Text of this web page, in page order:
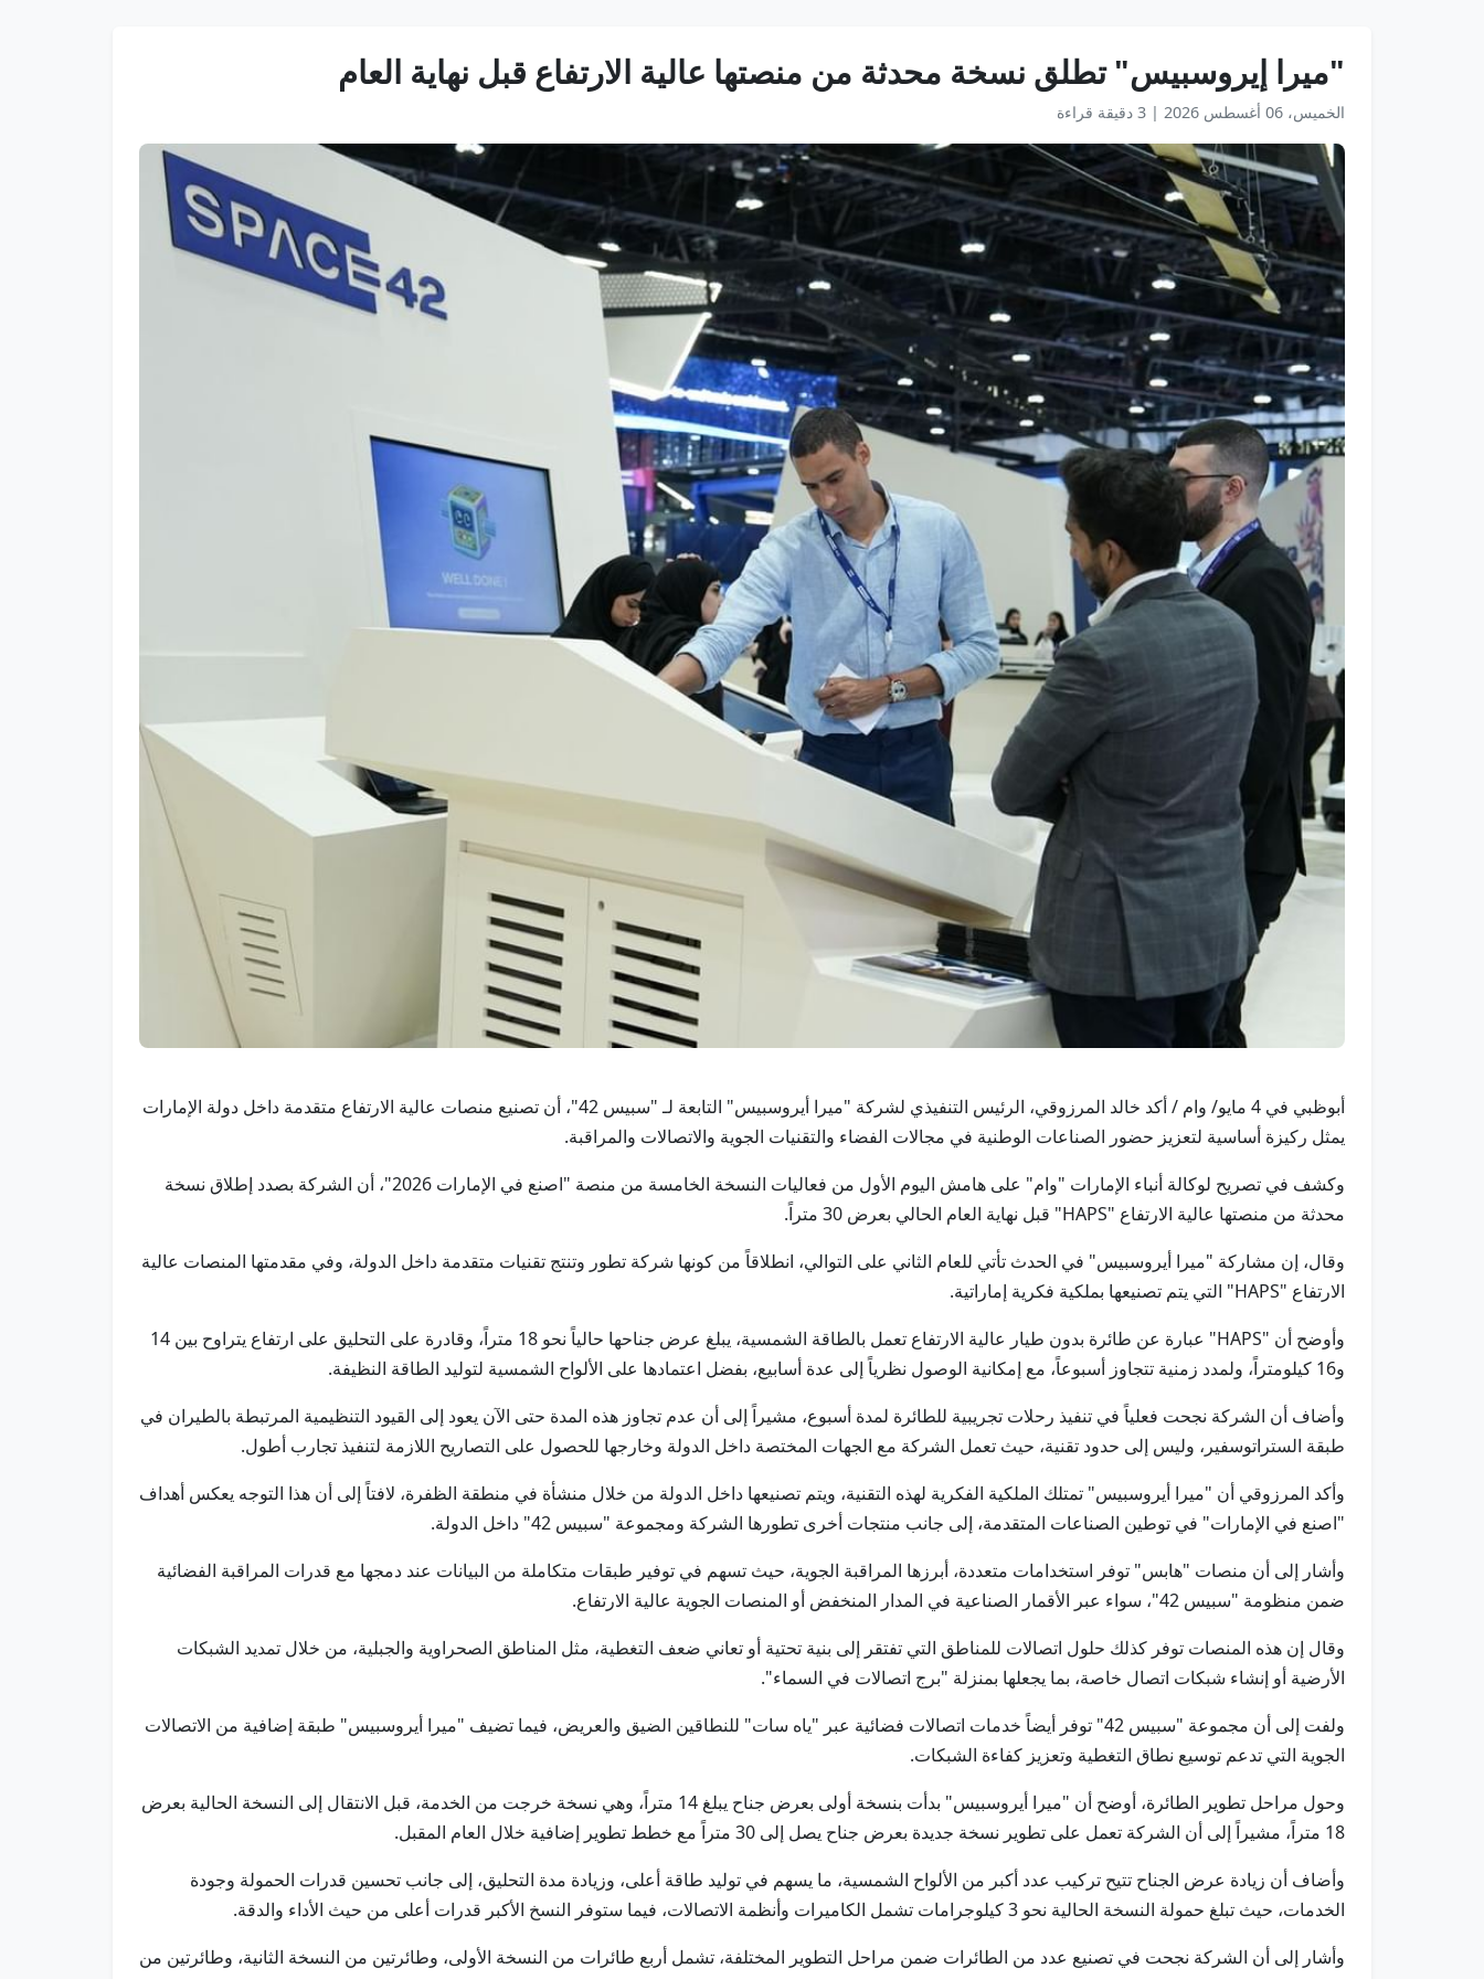
"ميرا إيروسبيس" تطلق نسخة محدثة من منصتها عالية الارتفاع قبل نهاية العام
الخميس، 06 أغسطس 2026 | 3 دقيقة قراءة
أبوظبي في 4 مايو/ وام / أكد خالد المرزوقي، الرئيس التنفيذي لشركة "ميرا أيروسبيس" التابعة لـ "سبيس 42"، أن تصنيع منصات عالية الارتفاع متقدمة داخل دولة الإمارات
يمثل ركيزة أساسية لتعزيز حضور الصناعات الوطنية في مجالات الفضاء والتقنيات الجوية والاتصالات والمراقبة.
وكشف في تصريح لوكالة أنباء الإمارات "وام" على هامش اليوم الأول من فعاليات النسخة الخامسة من منصة "اصنع في الإمارات 2026"، أن الشركة بصدد إطلاق نسخة
محدثة من منصتها عالية الارتفاع "HAPS" قبل نهاية العام الحالي بعرض 30 متراً.
وقال، إن مشاركة "ميرا أيروسبيس" في الحدث تأتي للعام الثاني على التوالي، انطلاقاً من كونها شركة تطور وتنتج تقنيات متقدمة داخل الدولة، وفي مقدمتها المنصات عالية
الارتفاع "HAPS" التي يتم تصنيعها بملكية فكرية إماراتية.
وأوضح أن "HAPS" عبارة عن طائرة بدون طيار عالية الارتفاع تعمل بالطاقة الشمسية، يبلغ عرض جناحها حالياً نحو 18 متراً، وقادرة على التحليق على ارتفاع يتراوح بين 14
و16 كيلومتراً، ولمدد زمنية تتجاوز أسبوعاً، مع إمكانية الوصول نظرياً إلى عدة أسابيع، بفضل اعتمادها على الألواح الشمسية لتوليد الطاقة النظيفة.
وأضاف أن الشركة نجحت فعلياً في تنفيذ رحلات تجريبية للطائرة لمدة أسبوع، مشيراً إلى أن عدم تجاوز هذه المدة حتى الآن يعود إلى القيود التنظيمية المرتبطة بالطيران في
طبقة الستراتوسفير، وليس إلى حدود تقنية، حيث تعمل الشركة مع الجهات المختصة داخل الدولة وخارجها للحصول على التصاريح اللازمة لتنفيذ تجارب أطول.
وأكد المرزوقي أن "ميرا أيروسبيس" تمتلك الملكية الفكرية لهذه التقنية، ويتم تصنيعها داخل الدولة من خلال منشأة في منطقة الظفرة، لافتاً إلى أن هذا التوجه يعكس أهداف
"اصنع في الإمارات" في توطين الصناعات المتقدمة، إلى جانب منتجات أخرى تطورها الشركة ومجموعة "سبيس 42" داخل الدولة.
وأشار إلى أن منصات "هابس" توفر استخدامات متعددة، أبرزها المراقبة الجوية، حيث تسهم في توفير طبقات متكاملة من البيانات عند دمجها مع قدرات المراقبة الفضائية
ضمن منظومة "سبيس 42"، سواء عبر الأقمار الصناعية في المدار المنخفض أو المنصات الجوية عالية الارتفاع.
وقال إن هذه المنصات توفر كذلك حلول اتصالات للمناطق التي تفتقر إلى بنية تحتية أو تعاني ضعف التغطية، مثل المناطق الصحراوية والجبلية، من خلال تمديد الشبكات
الأرضية أو إنشاء شبكات اتصال خاصة، بما يجعلها بمنزلة "برج اتصالات في السماء".
ولفت إلى أن مجموعة "سبيس 42" توفر أيضاً خدمات اتصالات فضائية عبر "ياه سات" للنطاقين الضيق والعريض، فيما تضيف "ميرا أيروسبيس" طبقة إضافية من الاتصالات
الجوية التي تدعم توسيع نطاق التغطية وتعزيز كفاءة الشبكات.
وحول مراحل تطوير الطائرة، أوضح أن "ميرا أيروسبيس" بدأت بنسخة أولى بعرض جناح يبلغ 14 متراً، وهي نسخة خرجت من الخدمة، قبل الانتقال إلى النسخة الحالية بعرض
18 متراً، مشيراً إلى أن الشركة تعمل على تطوير نسخة جديدة بعرض جناح يصل إلى 30 متراً مع خطط تطوير إضافية خلال العام المقبل.
وأضاف أن زيادة عرض الجناح تتيح تركيب عدد أكبر من الألواح الشمسية، ما يسهم في توليد طاقة أعلى، وزيادة مدة التحليق، إلى جانب تحسين قدرات الحمولة وجودة
الخدمات، حيث تبلغ حمولة النسخة الحالية نحو 3 كيلوجرامات تشمل الكاميرات وأنظمة الاتصالات، فيما ستوفر النسخ الأكبر قدرات أعلى من حيث الأداء والدقة.
وأشار إلى أن الشركة نجحت في تصنيع عدد من الطائرات ضمن مراحل التطوير المختلفة، تشمل أربع طائرات من النسخة الأولى، وطائرتين من النسخة الثانية، وطائرتين من